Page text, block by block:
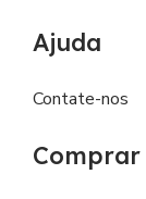
Ajuda
Contate-nos
Comprar